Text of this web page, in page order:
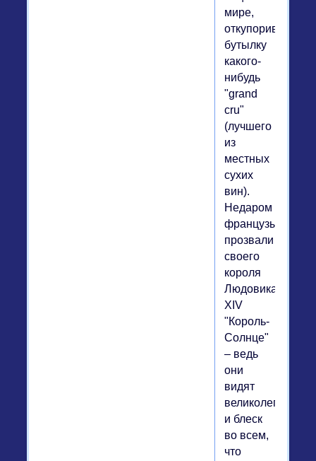
мире,
откупорив
бутылку
какого-
нибудь
"grand
cru"
(лучшего
из
местных
сухих
вин).
Недаром
французы
прозвали
своего
короля
Людовика
XIV
"Король-
Солнце"
– ведь
они
видят
великолепие
и блеск
во всем,
что